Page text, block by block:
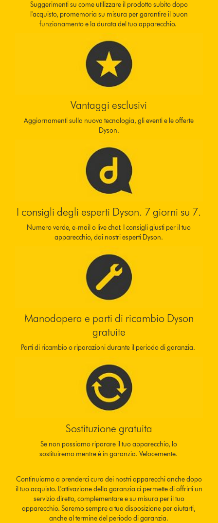
Suggerimenti su come utilizzare il prodotto subito dopo
l'acquisto, promemoria su misura per garantire il buon
funzionamento e la durata del tuo apparecchio.
Vantaggi esclusivi
Aggiornamenti sulla nuova tecnologia, gli eventi e le offerte
Dyson.
I consigli degli esperti Dyson. 7 giorni su 7.
Numero verde, e-mail o live chat. I consigli giusti per il tuo
apparecchio, dai nostri esperti Dyson.
Manodopera e parti di ricambio Dyson
gratuite
Parti di ricambio o riparazioni durante il periodo di garanzia.
Sostituzione gratuita
Se non possiamo riparare il tuo apparecchio, lo
sostituiremo mentre è in garanzia. Velocemente.
Continuiamo a prenderci cura dei nostri apparecchi anche dopo
il tuo acquisto. L'attivazione della garanzia ci permette di offrirti un
servizio diretto, complementare e su misura per il tuo
apparecchio. Saremo sempre a tua disposizione per aiutarti,
anche al termine del periodo di garanzia.